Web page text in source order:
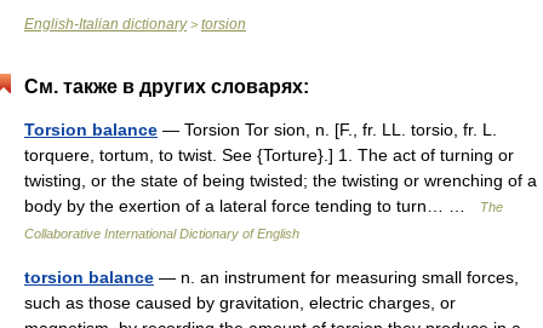
English-Italian dictionary> torsion
См. также в других словарях:
Torsion balance — Torsion Tor sion, n. [F., fr. LL. torsio, fr. L.
torquere, tortum, to twist. See {Torture}.] 1. The act of turning or
twisting, or the state of being twisted; the twisting or wrenching of a
body by the exertion of a lateral force tending to turn… …
The
Collaborative International Dictionary of English
torsion balance — n. an instrument for measuring small forces,
such as those caused by gravitation, electric charges, or